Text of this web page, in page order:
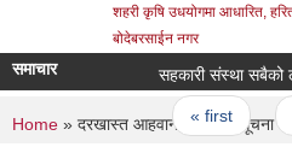
शहरी कृषि उधयोगमा आधारित,
बोदेबरसाईन नगर
समाचार सहकारी संस्था सबैको
Pages
« first ‹
You are here
Home » दरखास्त आहवान सम्बन्धमा सूचना